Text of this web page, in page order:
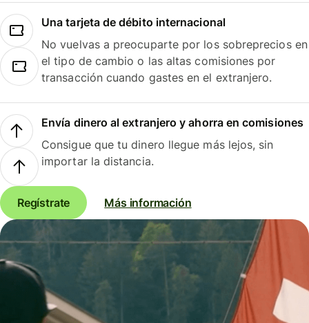
Una tarjeta de débito internacional
No vuelvas a preocuparte por los sobreprecios en
el tipo de cambio o las altas comisiones por
transacción cuando gastes en el extranjero.
Envía dinero al extranjero y ahorra en comisiones
Consigue que tu dinero llegue más lejos, sin
importar la distancia.
Regístrate Más información